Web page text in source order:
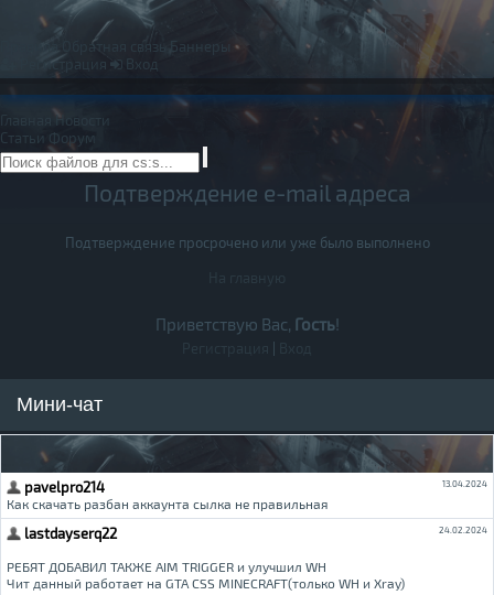
Обратная связь
Баннеры
Регистрация
Вход
Главная
Новости
Статьи Форум
Подтверждение e-mail адреса
Подтверждение просрочено или уже было выполнено
Приветствую Вас, Гость!
Мини-чат